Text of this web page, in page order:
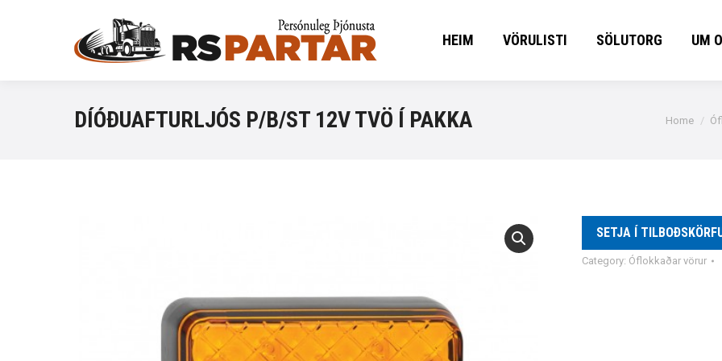
HEIM VÖRULISTI SÖLUTORG UM
DÍÓÐUAFTURLJÓS P/B/ST 12V TVÖ Í PAKKA You are
Home
SETJA Í
Category: Óflokkaðar vörur